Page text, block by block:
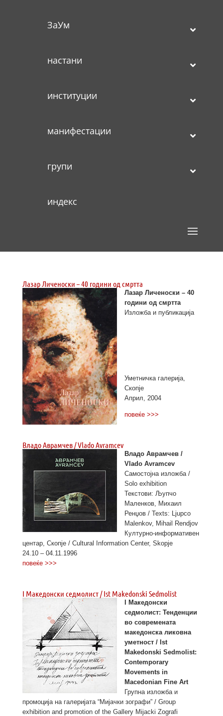
ЗаУм
настани
институции
манифестации
групи
индекс
Лазар Личеноски – 40 години од смртта
Лазар Личеноски – 40
години од смртта
Изложба и публикација
Уметничка галерија,
Скопје
Април, 2004
повеќе >>>
Владо Аврамчев / Vlado Avramcev
Владо Аврамчев /
Vlado Avramcev
Самостојна изложба /
Solo exhibition
Текстови: Љупчо
Маленков, Михаил
Ренџов / Texts: Ljupco
Malenkov, Mihail Rendjov
Културно-информативен
центар, Скопје / Cultural Information Center, Skopje
24.10 – 04.11.1996
повеќе >>>
I Македонски седмолист / Ist Makedonski Sedmolist
I Македонски
седмолист: Тенденции
во современата
македонска ликовна
уметност / Ist
Makedonski Sedmolist:
Contemporary
Movements in
Macedonian Fine Art
Групна изложба и
промоција на галеријата “Мијачки зографи” / Group
exhibition and promotion of the Gallery Mijacki Zografi